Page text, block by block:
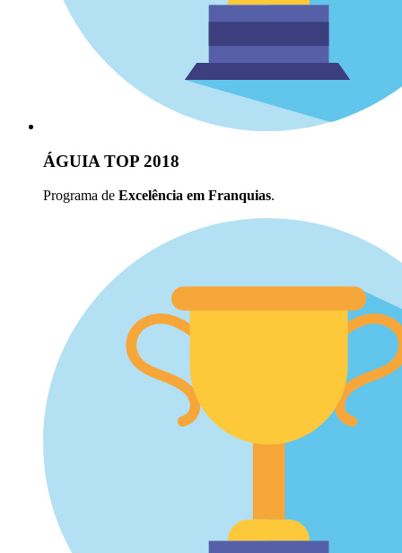
ÁGUIA TOP 2018
Programa de Excelência em Franquias.